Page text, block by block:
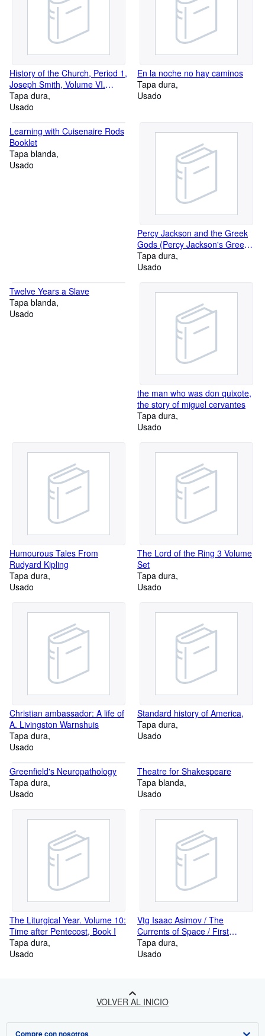
History of the Church, Period 1,
Joseph Smith, Volume VI.
[volume six]
Tapa dura
Usado
En la noche no hay caminos
Tapa dura
Usado
Learning with Cuisenaire Rods
Booklet
Tapa blanda
Usado
Percy Jackson and the Greek
Gods (Percy Jackson's Greek
Myths) by Rick Riordan (2014-
08-07)
Tapa dura
Usado
Twelve Years a Slave
Tapa blanda
Usado
the man who was don quixote,
the story of miguel cervantes
Tapa dura
Usado
Humourous Tales From
Rudyard Kipling
Tapa dura
Usado
The Lord of the Ring 3 Volume
Set
Tapa dura
Usado
Christian ambassador: A life of
A. Livingston Warnshuis
Tapa dura
Usado
Standard history of America,
Tapa dura
Usado
Greenfield's Neuropathology
Tapa dura
Usado
Theatre for Shakespeare
Tapa blanda
Usado
The Liturgical Year. Volume 10:
Time after Pentecost, Book I
Tapa dura
Usado
Vtg Isaac Asimov / The
Currents of Space / First
Edition, 1952 / Ex-library
Tapa dura
Usado
VOLVER AL INICIO
Compre con nosotros